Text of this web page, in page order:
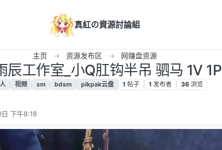
真紅の資源討論組
主页 资源发布区 网赚盘资源
辰工作室_小Q肛钩半吊 驷马 1V 1P
视频 sm bdsm pikpak云盘 1 帖子 1 发布者 36 浏览
下午8:18